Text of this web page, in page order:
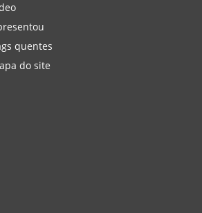
quentes
do site